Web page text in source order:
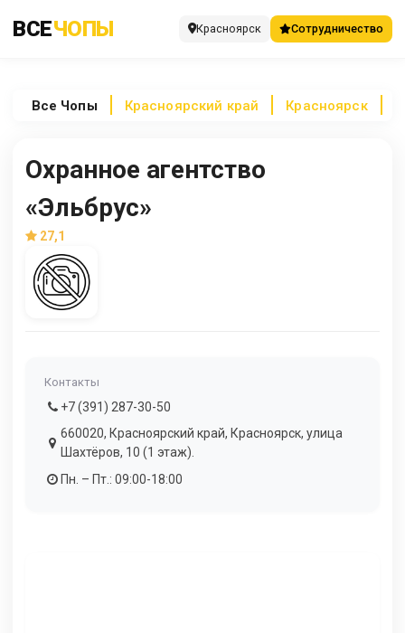
ВСЕЧОПЫ Красноярск Сотрудничество
Все Чопы Красноярский край Красноярск
Охранное агентство
«Эльбрус»
27,1
Контакты
+7 (391) 287-30-50
660020, Красноярский край, Красноярск, улица
Шахтёров, 10 (1 этаж).
Пн. – Пт.: 09:00-18:00